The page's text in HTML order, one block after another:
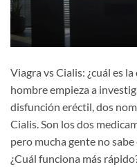
Viagra vs Cialis: ¿cuál es
hombre empieza a
disfunción eréctil, dos
Cialis. Son los dos
pero mucha gente no
¿Cuál funciona más